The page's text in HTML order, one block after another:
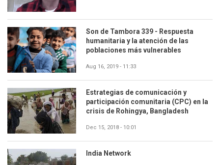
Son de Tambora 339 - Respuesta
humanitaria y la atención de las
poblaciones más vulnerables
Aug 16, 2019 - 11:33
Estrategias de comunicación y
participación comunitaria (CPC) en la
crisis de Rohingya, Bangladesh
Dec 15, 2018 - 10:01
India Network